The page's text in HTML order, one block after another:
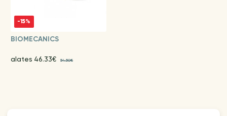
-15%
BIOMECANICS
alates 46.33€ 54.50€